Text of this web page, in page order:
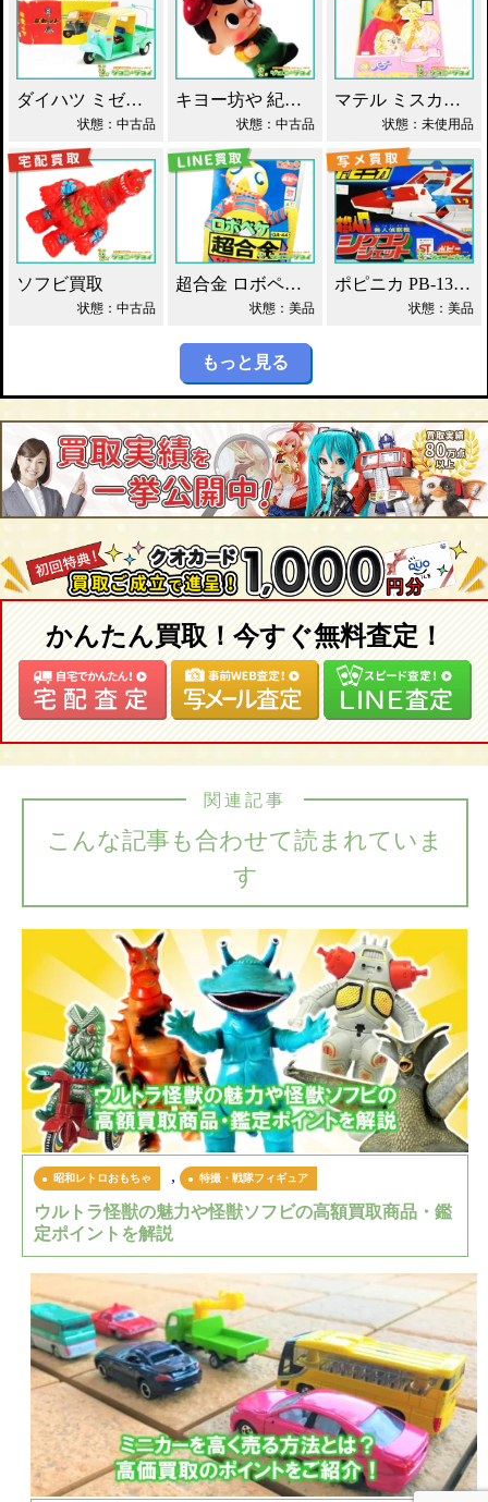
ダイハツ ミゼット ブリキ マスダヤ買取！
状態：中古品
キヨー坊や 紀陽銀行 店頭用 貯金箱 ソフビ買取！
状態：中古品
マテル ミスカメラマン バービー人形 買取！
状態：未使用品
ソフビ買取
状態：中古品
超合金 ロボペケ GA-44 がんばれ!!ロボコン 買取！
状態：美品
ポピニカ PB-13 シグコンジェット 買取！
状態：美品
もっと見る
かんたん買取！今すぐ無料査定！
こんな記事も合わせて読まれていま
す
関連記事
昭和レトロおもちゃ , 特撮・戦隊フィギュア
ウルトラ怪獣の魅力や怪獣ソフビの高額買取商品・鑑
定ポイントを解説